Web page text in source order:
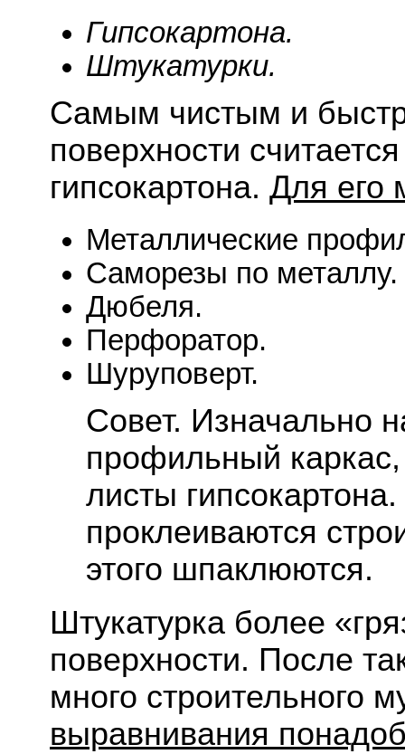
Гипсокартона.
Штукатурки.
Самым чистым и
поверхности
гипсокартона. Для его
Металлические
Саморезы по металлу.
Дюбеля.
Перфоратор.
Шуруповерт.
Совет. Изначально
профильный каркас,
листы
проклеиваются
этого шпаклюются.
Штукатурка более
поверхности. После
много строительного
выравнивания